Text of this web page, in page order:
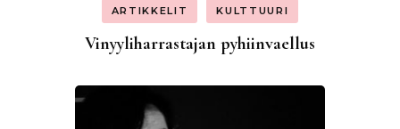
ARTIKKELIT KULTTUURI
Vinyyliharrastajan pyhiinvaellus